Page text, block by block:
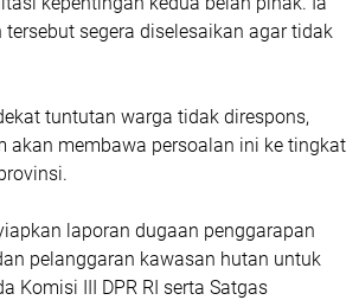
tersebut segera diselesaikan agar tidak
tuntutan warga tidak direspons,
akan membawa persoalan ini ke tingkat
laporan dugaan penggarapan
pelanggaran kawasan hutan untuk
Komisi III DPR RI serta Satgas